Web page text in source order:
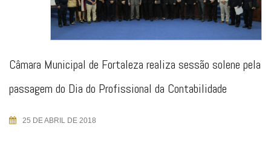
Câmara Municipal de Fortaleza realiza sessão solene pela
passagem do Dia do Profissional da Contabilidade
25 DE ABRIL DE 2018